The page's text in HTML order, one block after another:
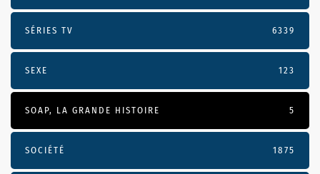
SÉRIES TV 6339
SEXE 123
SOAP, LA GRANDE HISTOIRE 5
SOCIÉTÉ 1875